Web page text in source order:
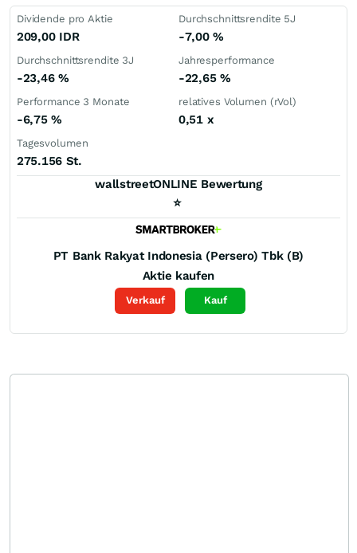
Dividende pro Aktie
209,00 IDR
Durchschnittsrendite 5J
-7,00%
Durchschnittsrendite 3J
-23,46 %
Jahresperformance
-22,65 %
Performance 3 Monate
-6,75%
relatives Volumen (rVol)
0,51 x
Tagesvolumen
275.156 St.
wallstreetONLINE Bewertung
⭐
PT Bank Rakyat Indonesia (Persero) Tbk (B)
Aktie kaufen
Verkauf Kauf